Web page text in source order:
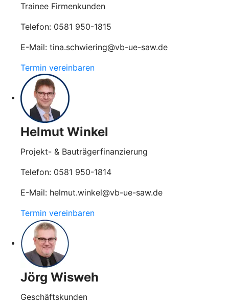
Trainee Firmenkunden
Telefon: 0581 950-1815
E-Mail: tina.schwiering@vb-ue-saw.de
Termin vereinbaren
Helmut Winkel
Projekt- & Bauträgerfinanzierung
Telefon: 0581 950-1814
E-Mail: helmut.winkel@vb-ue-saw.de
Termin vereinbaren
Jörg Wisweh
Geschäftskunden